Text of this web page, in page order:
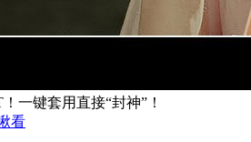
一键套用直接“封神”！
看